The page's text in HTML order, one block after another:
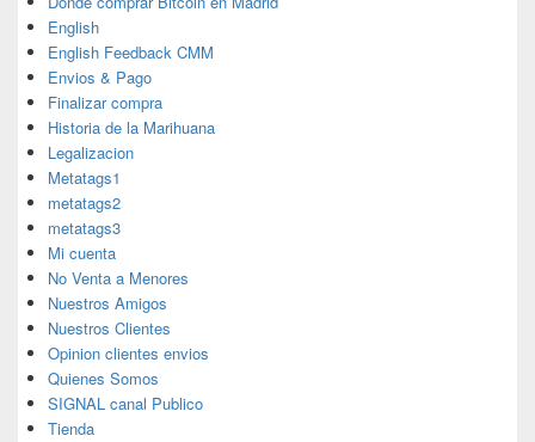
English
English Feedback CMM
Envios & Pago
Finalizar compra
Historia de la Marihuana
Legalizacion
Metatags1
metatags2
metatags3
Mi cuenta
No Venta a Menores
Nuestros Amigos
Nuestros Clientes
Opinion clientes envios
Quienes Somos
SIGNAL canal Publico
Tienda